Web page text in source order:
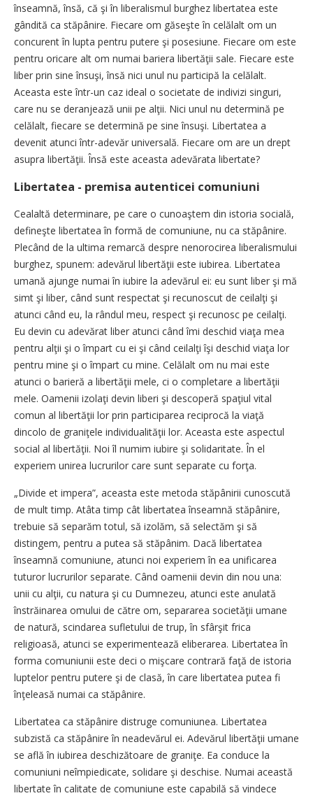
înseamnă, însă, că şi în liberalismul burghez libertatea este
gândită ca stăpânire. Fiecare om găseşte în celălalt om un
concurent în lupta pentru putere şi posesiune. Fiecare om este
pentru oricare alt om numai bariera libertăţii sale. Fiecare este
liber prin sine însuşi, însă nici unul nu participă la celălalt.
Aceasta este într-un caz ideal o societate de indivizi singuri,
care nu se deranjează unii pe alţii. Nici unul nu determină pe
celălalt, fiecare se determină pe sine însuşi. Libertatea a
devenit atunci într-adevăr universală. Fiecare om are un drept
asupra libertăţii. Însă este aceasta adevărata libertate?
Libertatea - premisa autenticei comuniuni
Cealaltă determinare, pe care o cunoaştem din istoria socială,
defineşte libertatea în formă de comuniune, nu ca stăpânire.
Plecând de la ultima remarcă despre nenorocirea liberalismului
burghez, spunem: adevărul libertăţii este iubirea. Libertatea
umană ajunge numai în iubire la adevărul ei: eu sunt liber şi mă
simt şi liber, când sunt respectat şi recunoscut de ceilalţi şi
atunci când eu, la rândul meu, respect şi recunosc pe ceilalţi.
Eu devin cu adevărat liber atunci când îmi deschid viaţa mea
pentru alţii şi o împart cu ei şi când ceilalţi îşi deschid viaţa lor
pentru mine şi o împart cu mine. Celălalt om nu mai este
atunci o barieră a libertăţii mele, ci o completare a libertăţii
mele. Oamenii izolaţi devin liberi şi descoperă spaţiul vital
comun al libertăţii lor prin participarea reciprocă la viaţă
dincolo de graniţele individualităţii lor. Aceasta este aspectul
social al libertăţii. Noi îl numim iubire şi solidaritate. În el
experiem unirea lucrurilor care sunt separate cu forţa.
„Divide et impera”, aceasta este metoda stăpânirii cunoscută
de mult timp. Atâta timp cât libertatea înseamnă stăpânire,
trebuie să separăm totul, să izolăm, să selectăm şi să
distingem, pentru a putea să stăpânim. Dacă libertatea
înseamnă comuniune, atunci noi experiem în ea unificarea
tuturor lucrurilor separate. Când oamenii devin din nou una:
unii cu alţii, cu natura şi cu Dumnezeu, atunci este anulată
înstrăinarea omului de către om, separarea societăţii umane
de natură, scindarea sufletului de trup, în sfârşit frica
religioasă, atunci se experimentează eliberarea. Libertatea în
forma comuniunii este deci o mişcare contrară faţă de istoria
luptelor pentru putere şi de clasă, în care libertatea putea fi
înţeleasă numai ca stăpânire.
Libertatea ca stăpânire distruge comuniunea. Libertatea
subzistă ca stăpânire în neadevărul ei. Adevărul libertăţii umane
se află în iubirea deschizătoare de graniţe. Ea conduce la
comuniuni neîmpiedicate, solidare şi deschise. Numai această
libertate în calitate de comuniune este capabilă să vindece